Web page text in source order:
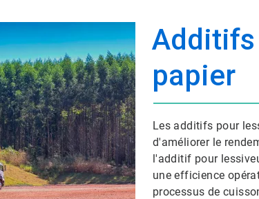
Additifs
papier
Les additifs pour
d'améliorer le
l'additif pour
une efficience
processus de